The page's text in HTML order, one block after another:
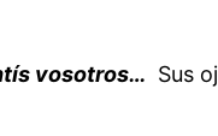
vosotros… Sus